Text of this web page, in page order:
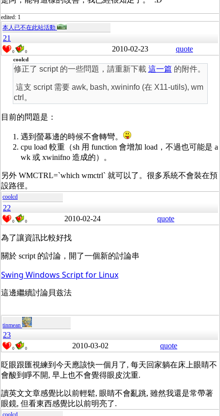
edited: 1
本人已不在此站活動
21
0 0 2010-02-23 quote
coolcd
修正了 script 的一些問題，請重新下載 這一篇 的附件。
這支 script 需要 awk, bash, xwininfo (在 X11-utils), wm
ctrl。
目前的問題是：
遇到螢幕邊的時候不會轉彎。
cpu load 較重（sh 用 function 會增加 load，不過也可能是 a
wk 或 xwinifno 造成的）。
另外 WMCTRL=`which wmctrl` 就可以了。很多系統不會裝在預
設路徑。
coolcd
22
0 0 2010-02-24 quote
為了讓資訊比較好找
關於 script 的討論，開了一個新的討論串
Swing Windows Script for Linux
這邊繼續討論貝兹法
tinmean
23
0 0 2010-03-02 quote
眨眼跟匯視練到今天應該快一個月了, 每天回家躺在床上眼睛不
會酸到睜不開, 早上也不會覺得眼皮沈重.
讀英文文章感覺比以前輕鬆, 眼睛不會亂跳, 雖然我還是常帶著
眼鏡, 但看東西感覺比以前明亮了.